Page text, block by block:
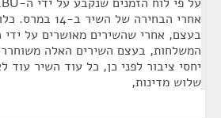
המשלחות, בעצם השירים האלה
יחסי ציבור לפני כן, כל עוד השיר עוד
שלוש מדינות,